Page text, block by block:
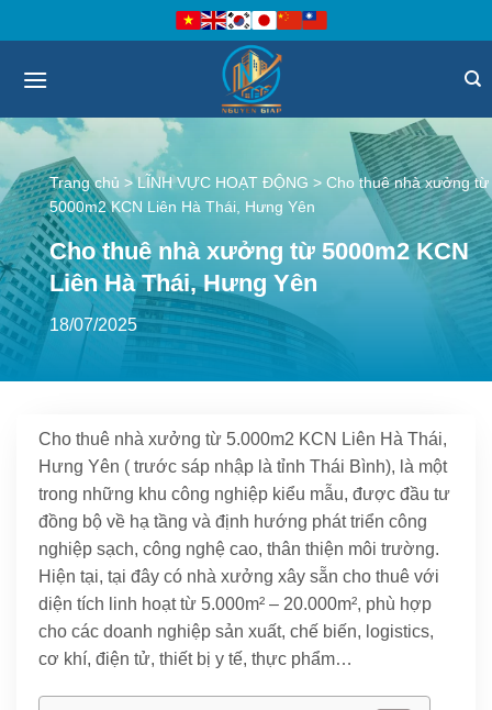
qua
Trang chủ >LĨNH VỰC HOẠT ĐỘNG > Cho thuê nhà xưởng từ
5000m2 KCN Liên Hà Thái, Hưng Yên
Cho thuê nhà xưởng từ 5000m2 KCN
Liên Hà Thái, Hưng Yên
18/07/2025
Cho thuê nhà xưởng từ 5.000m2 KCN Liên Hà Thái,
Hưng Yên ( trước sáp nhập là tỉnh Thái Bình), là một
trong những khu công nghiệp kiểu mẫu, được đầu tư
đồng bộ về hạ tầng và định hướng phát triển công
nghiệp sạch, công nghệ cao, thân thiện môi trường.
Hiện tại, tại đây có nhà xưởng xây sẵn cho thuê với
diện tích linh hoạt từ 5.000m² – 20.000m², phù hợp
cho các doanh nghiệp sản xuất, chế biến, logistics,
cơ khí, điện tử, thiết bị y tế, thực phẩm…